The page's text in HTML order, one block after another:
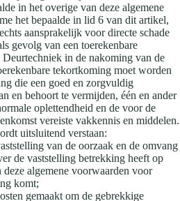
in het overige van deze algemene
het bepaalde in lid 6 van dit artikel,
aansprakelijk voor directe schade
gevolg van een toerekenbare
in de nakoming van de
tekortkoming moet worden
die een goed en zorgvuldig
en behoort te vermijden, één en ander
oplettendheid en de voor de
vereiste vakkennis en middelen.
uitsluitend verstaan:
van de oorzaak en de omvang
de vaststelling betrekking heeft op
algemene voorwaarden voor
komt;
gemaakt om de gebrekkige